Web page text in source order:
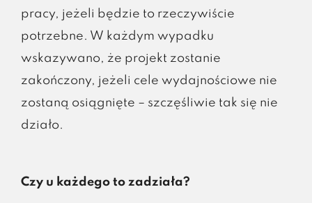
pracy, jeżeli będzie to rzeczywiście
potrzebne. W każdym wypadku
wskazywano, że projekt zostanie
zakończony, jeżeli cele wydajnościowe nie
zostaną osiągnięte – szczęśliwie tak się nie
działo.
Czy u każdego to zadziała?